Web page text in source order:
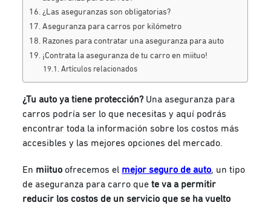
¿Las aseguranzas son obligatorias?
Aseguranza para carros por kilómetro
Razones para contratar una aseguranza para auto
¡Contrata la aseguranza de tu carro en miituo!
Artículos relacionados
¿Tu auto ya tiene protección?Una aseguranza para
carros podría ser lo que necesitas y aquí podrás
encontrar toda la información sobre los costos más
accesibles y las mejores opciones del mercado.
En miituo ofrecemos el mejor seguro de auto, un tipo
de aseguranza para carro quete va a permitir
reducir los costos de un servicio que se ha vuelto